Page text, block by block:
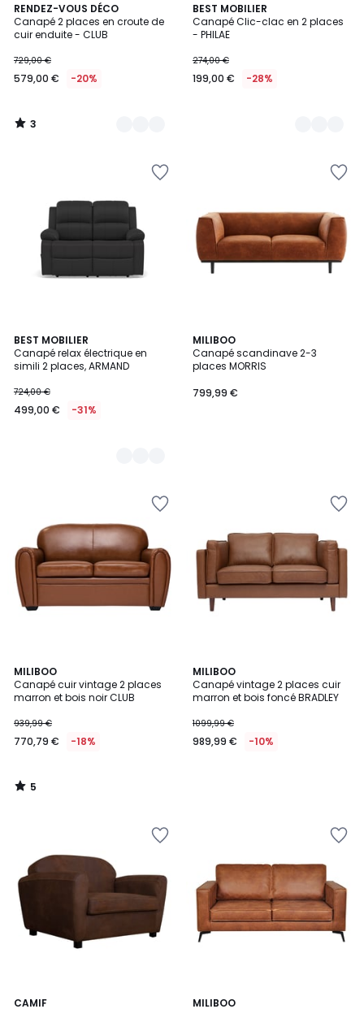
RENDEZ-VOUS DÉCO
Canapé 2 places en croute de
cuir enduite - CLUB
€
au
de
729,00
appliquée.
729,00 €
579,00 € -20%
3
/
5
2
Couleurs
3
/
BEST MOBILIER
Canapé Clic-clac en 2 places
- PHILAE
274,00 €
199,00 € -28%
3
Couleurs
BEST MOBILIER
Canapé relax électrique en
simili 2 places, ARMAND
724,00 €
499,00 € -31%
2
Couleurs
MILIBOO
Canapé scandinave 2-3
places MORRIS
799,99 €
MILIBOO
Canapé cuir vintage 2 places
marron et bois noir CLUB
939,99 €
770,79 € -18%
5
/
5
5
/
MILIBOO
Canapé vintage 2 places cuir
marron et bois foncé BRADLEY
1099,99 €
989,99 € -10%
CAMIF
MILIBOO
3